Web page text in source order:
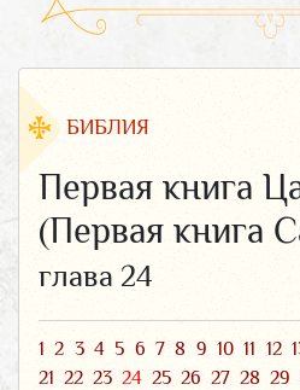
БИБЛИЯ
Первая книга
(Первая книга
глава 24
1 2 3 4 5 6 7 8 9 10 11 12
21 22 23 24 25 26 27 28 29